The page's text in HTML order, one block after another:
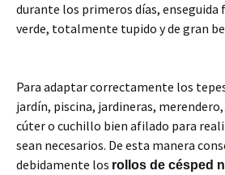
durante los primeros días,
verde, totalmente tupido y de gran
Para adaptar correctamente los
jardín, piscina, jardineras,
cúter o cuchillo bien afilado para
sean necesarios. De esta manera
debidamente los rollos de césped